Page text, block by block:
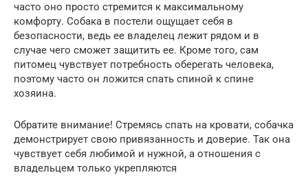
часто оно просто стремится к максимальному
комфорту. Собака в постели ощущает себя в
безопасности, ведь ее владелец лежит рядом и в
случае чего сможет защитить ее. Кроме того, сам
питомец чувствует потребность оберегать человека,
поэтому часто он ложится спать спиной к спине
хозяина.
Обратите внимание! Стремясь спать на кровати, собачка
демонстрирует свою привязанность и доверие. Так она
чувствует себя любимой и нужной, а отношения с
владельцем только укрепляются